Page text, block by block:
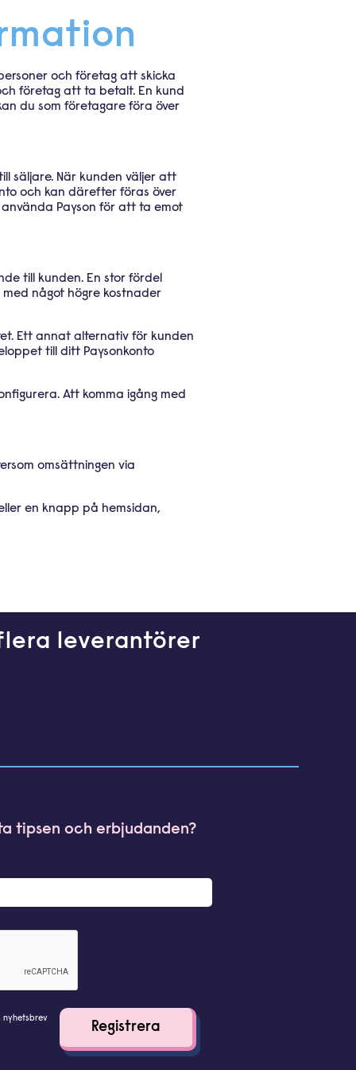
och företag att skicka
företag att ta betalt. En kund
du som företagare föra över
säljare. När kunden väljer att
och kan därefter föras över
Payson för att ta emot
till kunden. En stor fördel
något högre kostnader
Ett annat alternativ för kunden
till ditt Paysonkonto
Att komma igång med
omsättningen via
en knapp på hemsidan,
leverantörer
tipsen och erbjudanden?
nyhetsbrev